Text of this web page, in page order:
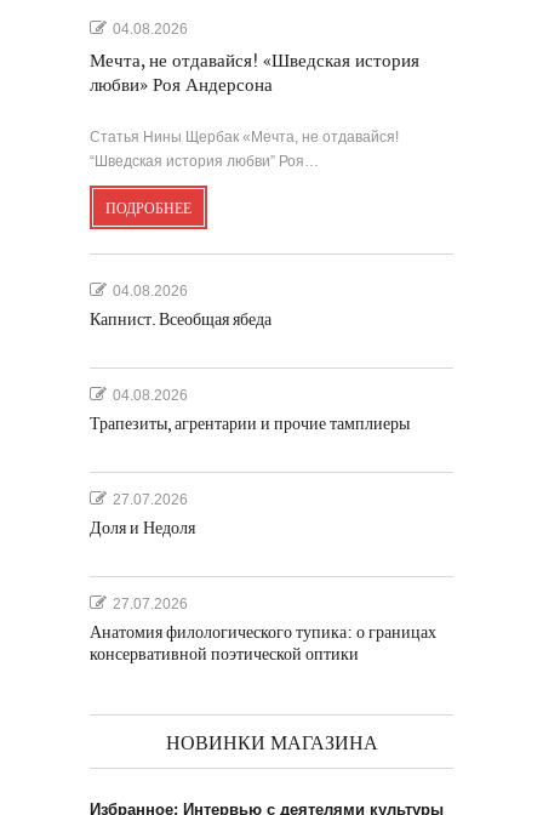
04.08.2026
Мечта, не отдавайся! «Шведская история
любви» Роя Андерсона
Статья Нины Щербак «Мечта, не отдавайся!
“Шведская история любви” Роя…
ПОДРОБНЕЕ
04.08.2026
Капнист. Всеобщая ябеда
04.08.2026
Трапезиты, агрентарии и прочие тамплиеры
27.07.2026
Доля и Недоля
27.07.2026
Анатомия филологического тупика: о границах
консервативной поэтической оптики
НОВИНКИ МАГАЗИНА
Избранное: Интервью с деятелями культуры